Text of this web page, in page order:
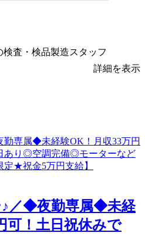
検査・検品製造スタッフ
詳細を表示
♪／◆夜勤専属◆未経
可！土日祝休みで